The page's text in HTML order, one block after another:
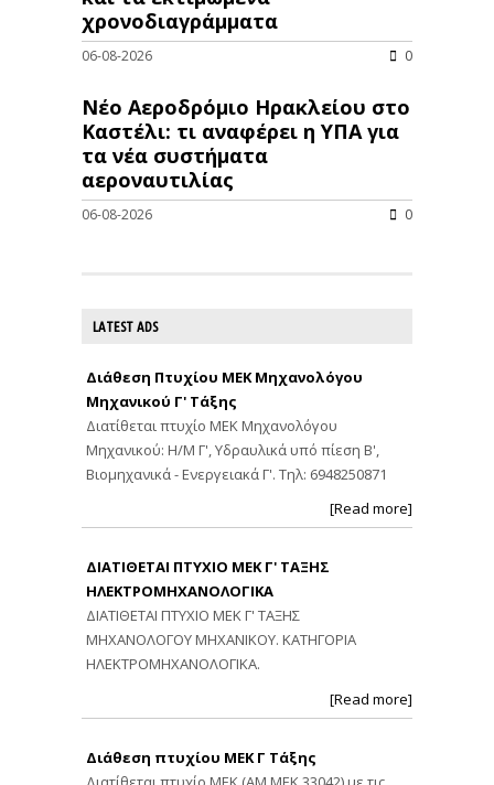
χρονοδιαγράμματα
06-08-2026 0
Νέο Αεροδρόμιο Ηρακλείου στο
Καστέλι: τι αναφέρει η ΥΠΑ για
τα νέα συστήματα
αεροναυτιλίας
06-08-2026 0
LATEST ADS
Διάθεση Πτυχίου ΜΕΚ Μηχανολόγου
Μηχανικού Γ' Τάξης
Διατίθεται πτυχίο ΜΕΚ Μηχανολόγου
Μηχανικού: Η/Μ Γ', Υδραυλικά υπό πίεση Β',
Βιομηχανικά - Ενεργειακά Γ'. Τηλ: 6948250871
[Read more]
ΔΙΑΤΙΘΕΤΑΙ ΠΤΥΧΙΟ ΜΕΚ Γ' ΤΑΞΗΣ
ΗΛΕΚΤΡΟΜΗΧΑΝΟΛΟΓΙΚΑ
ΔΙΑΤΙΘΕΤΑΙ ΠΤΥΧΙΟ ΜΕΚ Γ' ΤΑΞΗΣ
ΜΗΧΑΝΟΛΟΓΟΥ ΜΗΧΑΝΙΚΟΥ. ΚΑΤΗΓΟΡΙΑ
ΗΛΕΚΤΡΟΜΗΧΑΝΟΛΟΓΙΚΑ.
[Read more]
Διάθεση πτυχίου ΜΕΚ Γ Τάξης